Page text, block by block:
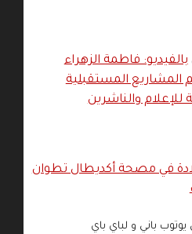
بالفيديو: فاطمة الزهراء
المشاريع المستقبلية
للإعلام والناشرين
في مصحة أكديطال تطوان
يوتوب باني و لباي باي